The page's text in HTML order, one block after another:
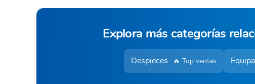
Explora más categorías
Despieces 🔥 Top ventas